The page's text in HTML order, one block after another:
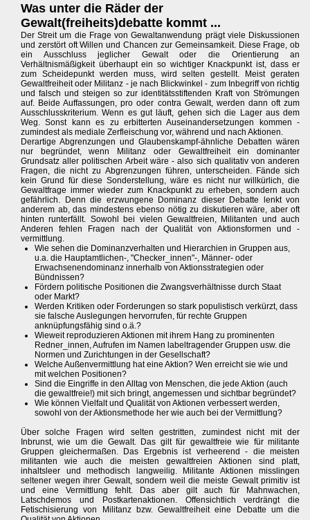
Was unter die Räder der
Gewalt(freiheits)debatte kommt ...
Der Streit um die Frage von Gewaltanwendung prägt viele Diskussionen
und zerstört oft Willen und Chancen zur Gemeinsamkeit. Diese Frage, ob
ein Ausschluss jeglicher Gewalt oder die Orientierung an
Verhältnismäßigkeit überhaupt ein so wichtiger Knackpunkt ist, dass er
zum Scheidepunkt werden muss, wird selten gestellt. Meist geraten
Gewaltfreiheit oder Militanz - je nach Blickwinkel - zum Inbegriff von richtig
und falsch und steigen so zur identitätsstiftenden Kraft von Strömungen
auf. Beide Auffassungen, pro oder contra Gewalt, werden dann oft zum
Ausschlusskriterium. Wenn es gut läuft, gehen sich die Lager aus dem
Weg. Sonst kann es zu erbitterten Auseinandersetzungen kommen -
zumindest als mediale Zerfleischung vor, während und nach Aktionen.
Derartige Abgrenzungen und Glaubenskampf-ähnliche Debatten wären
nur begründet, wenn Militanz oder Gewaltfreiheit ein dominanter
Grundsatz aller politischen Arbeit wäre - also sich qualitativ von anderen
Fragen, die nicht zu Abgrenzungen führen, unterscheiden. Fände sich
kein Grund für diese Sonderstellung, wäre es nicht nur willkürlich, die
Gewaltfrage immer wieder zum Knackpunkt zu erheben, sondern auch
gefährlich. Denn die erzwungene Dominanz dieser Debatte lenkt von
anderem ab, das mindestens ebenso nötig zu diskutieren wäre, aber oft
hinten runterfällt. Sowohl bei vielen Gewaltfreien, Militanten und auch
Anderen fehlen Fragen nach der Qualität von Aktionsformen und -
vermittlung.
Wie sehen die Dominanzverhalten und Hierarchien in Gruppen aus,
u.a. die Hauptamtlichen-, "Checker_innen"-, Männer- oder
Erwachsenendominanz innerhalb von Aktionsstrategien oder
Bündnissen?
Fördern politische Positionen die Zwangsverhältnisse durch Staat
oder Markt?
Werden Kritiken oder Forderungen so stark populistisch verkürzt, dass
sie falsche Auslegungen hervorrufen, für rechte Gruppen
anknüpfungsfähig sind o.ä.?
Wieweit reproduzieren Aktionen mit ihrem Hang zu prominenten
Redner_innen, Aufrufen im Namen labeltragender Gruppen usw. die
Normen und Zurichtungen in der Gesellschaft?
Welche Außenvermittlung hat eine Aktion? Wen erreicht sie wie und
mit welchen Positionen?
Sind die Eingriffe in den Alltag von Menschen, die jede Aktion (auch
die gewaltfreie!) mit sich bringt, angemessen und sichtbar begründet?
Wie können Vielfalt und Qualität von Aktionen verbessert werden,
sowohl von der Aktionsmethode her wie auch bei der Vermittlung?
Über solche Fragen wird selten gestritten, zumindest nicht mit der
Inbrunst, wie um die Gewalt. Das gilt für gewaltfreie wie für militante
Gruppen gleichermaßen. Das Ergebnis ist verheerend - die meisten
militanten wie auch die meisten gewaltfreien Aktionen sind platt,
inhaltsleer und methodisch langweilig. Militante Aktionen misslingen
seltener wegen ihrer Gewalt, sondern weil die meiste Gewalt primitiv ist
und eine Vermittlung fehlt. Das aber gilt auch für Mahnwachen,
Latschdemos und Postkartenaktionen. Offensichtlich verdrängt die
Fetischisierung von Militanz bzw. Gewaltfreiheit eine Debatte um die